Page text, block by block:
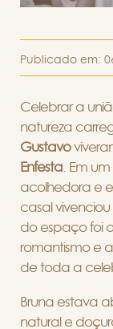
Publicado em:
Celebrar a
natureza
Gustavo
Enfesta. Em
acolhedora e
casal
do espaço foi
romantismo e
de toda a
Bruna estava
natural e